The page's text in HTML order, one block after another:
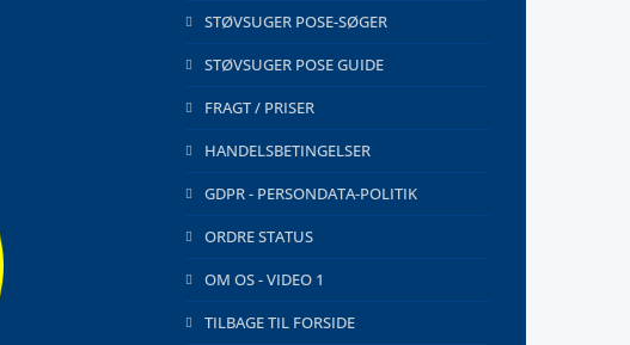
STØVSUGER POSE-SØGER
STØVSUGER POSE GUIDE
FRAGT / PRISER
HANDELSBETINGELSER
GDPR - PERSONDATA-POLITIK
ORDRE STATUS
OM OS - VIDEO 1
TILBAGE TIL FORSIDE